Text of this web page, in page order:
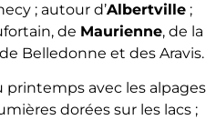
; autour d’Albertville ;
de Maurienne, de la
Belledonne et des Aravis.
printemps avec les alpages
dorées sur les lacs ;